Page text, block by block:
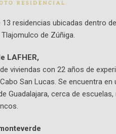
13 residencias ubicadas dentro
de Zúñiga.
LAFHER,
viviendas con 22 años de
San Lucas. Se encuentra
Guadalajara, cerca de